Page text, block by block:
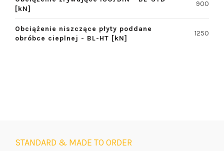
[kN]
900
Obciążenie niszczące płyty poddane
obróbce cieplnej - BL-HT [kN]
1250
STANDARD & MADE TO ORDER